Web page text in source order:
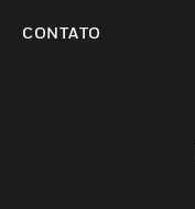
CONTATO